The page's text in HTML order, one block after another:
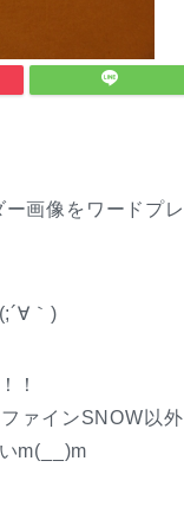
ー画像をワードプレ
｀)
！
ァインSNOW以外
m(__)m